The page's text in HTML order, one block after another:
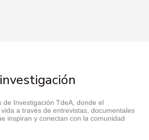
de Investigación TdeA, donde el
a través de entrevistas, documentales
inspiran y conectan con la comunidad